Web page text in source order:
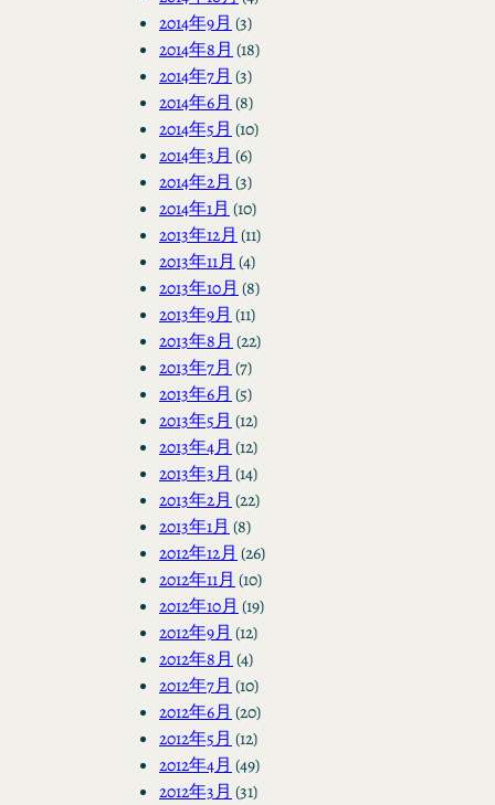
2014年9月 (3)
2014年8月 (18)
2014年7月 (3)
2014年6月 (8)
2014年5月 (10)
2014年3月 (6)
2014年2月 (3)
2014年1月 (10)
2013年12月 (11)
2013年11月 (4)
2013年10月 (8)
2013年9月 (11)
2013年8月 (22)
2013年7月 (7)
2013年6月 (5)
2013年5月 (12)
2013年4月 (12)
2013年3月 (14)
2013年2月 (22)
2013年1月 (8)
2012年12月 (26)
2012年11月 (10)
2012年10月 (19)
2012年9月 (12)
2012年8月 (4)
2012年7月 (10)
2012年6月 (20)
2012年5月 (12)
2012年4月 (49)
2012年3月 (31)